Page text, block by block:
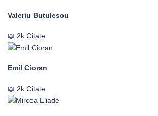
Valeriu Butulescu
2k Citate
Emil Cioran
2k Citate